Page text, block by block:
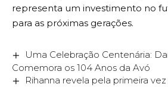
representa um investimento no
para as próximas gerações.
Uma Celebração Centenária:
Comemora os 104 Anos da Avó
Rihanna revela pela primeira